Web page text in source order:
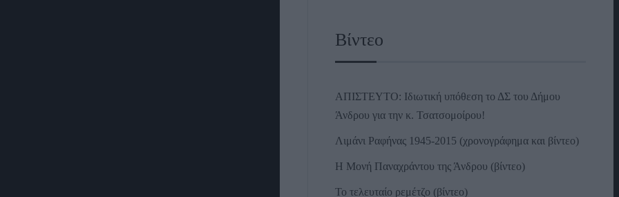
Βίντεο
ΑΠΙΣΤΕΥΤΟ: Ιδιωτική υπόθεση το ΔΣ του Δήμου
Άνδρου για την κ. Τσατσομοίρου!
Λιμάνι Ραφήνας 1945-2015 (χρονογράφημα και βίντεο)
Η Μονή Παναχράντου της Άνδρου (βίντεο)
Το τελευταίο ρεμέτζο (βίντεο)